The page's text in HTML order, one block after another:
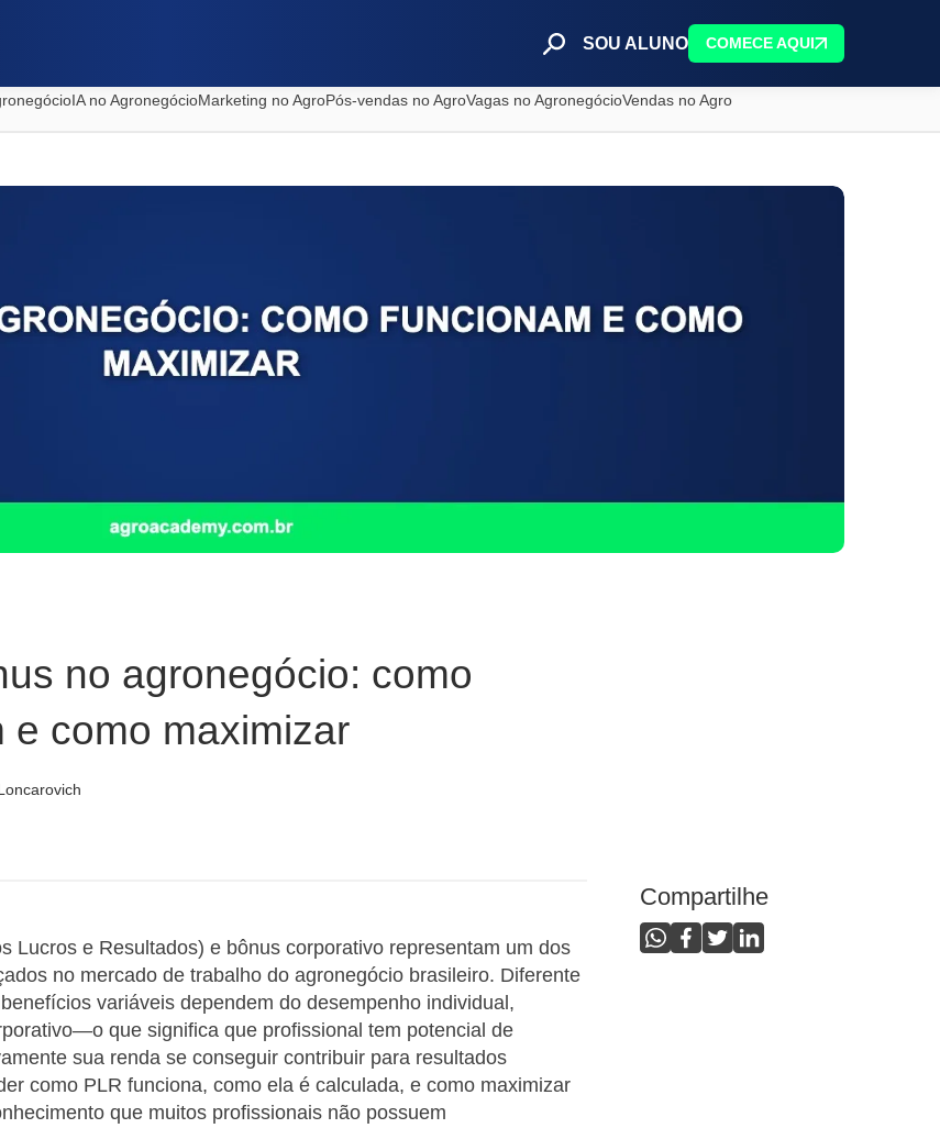
SOU ALUNO COMECE AQUI
IA no AgronegócioMarketing no AgroPós-vendas no AgroVagas no AgronegócioVendas no Agro
no agronegócio: como
e como maximizar
Lucros e Resultados) e bônus corporativo representam um dos
no mercado de trabalho do agronegócio brasileiro. Diferente
variáveis dependem do desempenho individual,
que significa que profissional tem potencial de
sua renda se conseguir contribuir para resultados
como PLR funciona, como ela é calculada, e como maximizar
que muitos profissionais não possuem
Compartilhe